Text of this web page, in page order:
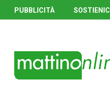
PUBBLICITÀ SOSTIENICI